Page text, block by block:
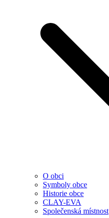
O obci
Symboly obce
Historie obce
CLAY-EVA
Společenská místnost